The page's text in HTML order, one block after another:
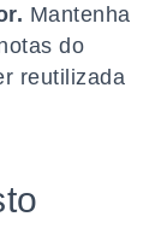
Mantenha
do
reutilizada